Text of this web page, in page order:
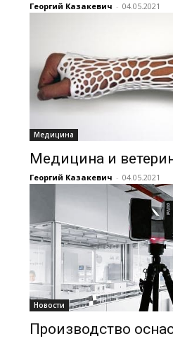
Георгий Казакевич - 04.05.2021
Медицина
Медицина и
Георгий Казакевич - 04.05.2021
Новости
Производство